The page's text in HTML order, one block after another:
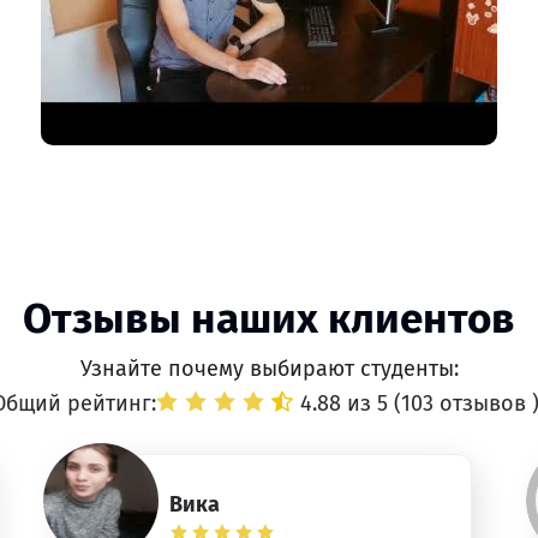
Отзывы наших клиентов
Узнайте почему выбирают студенты:
рейтинг:
4.88 из 5 (103 отзывов )
Вика